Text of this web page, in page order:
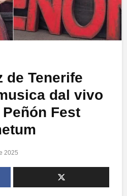
de Tenerife
dal vivo
Fest
2025